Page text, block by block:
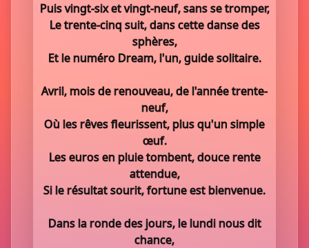
Puis vingt-six et vingt-neuf, sans se tromper,
Le trente-cinq suit, dans cette danse des
sphères,
Et le numéro Dream, l'un, guide solitaire.
Avril, mois de renouveau, de l'année trente-
neuf,
Où les rêves fleurissent, plus qu'un simple
œuf.
Les euros en pluie tombent, douce rente
attendue,
Si le résultat sourit, fortune est bienvenue.
Dans la ronde des jours, le lundi nous dit
chance,